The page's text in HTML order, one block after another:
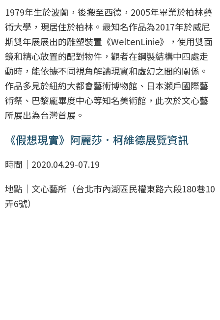
1979年生於波蘭，後搬至西德，2005年畢業於柏林藝
術大學，現居住於柏林。最知名作品為2017年於威尼
斯雙年展展出的雕塑裝置《WeltenLinie》，使用雙面
鏡和精心放置的配對物件，觀者在鋼製結構中四處走
動時，能依據不同視角解讀現實和虛幻之間的關係。
作品多見於紐約大都會藝術博物館、日本瀨戶國際藝
術祭、巴黎龐畢度中心等知名美術館，此次於文心藝
所展出為台灣首展。
《假想現實》阿麗莎．柯維德展覽資訊
時間｜2020.04.29-07.19
地點｜文心藝所（台北市內湖區民權東路六段180巷10
弄6號）